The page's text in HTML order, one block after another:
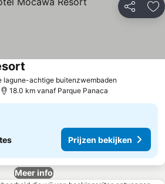
Delen
lagune-achtige buitenzwembaden
18.0 km vanaf Parque Panaca
Prijzen bekijken
Meer info